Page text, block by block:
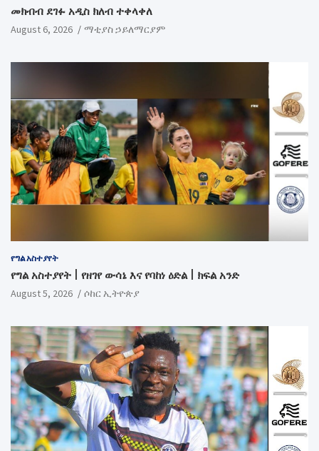
መክብብ ደገፉ አዲስ ክለብ ተቀላቀለ
August 6, 2026 ማቲያስ ኃይለማርያም
የግል አስተያየት
የግል አስተያየት | የዘገየ ውሳኔ እና የባከነ ዕድል | ክፍል አንድ
August 5, 2026 ሶከር ኢትዮጵያ